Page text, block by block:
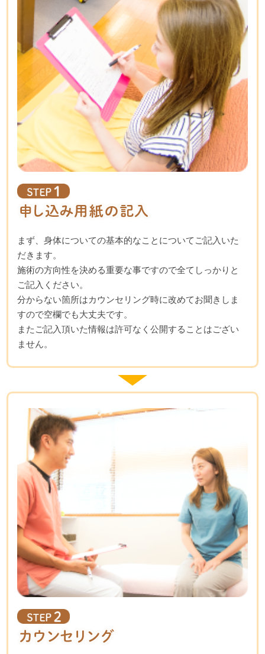
まず、身体についての基本的なことについてご記入いた
だきます。
施術の方向性を決める重要な事ですので全てしっかりと
ご記入ください。
分からない箇所はカウンセリング時に改めてお聞きしま
すので空欄でも大丈夫です。
またご記入頂いた情報は許可なく公開することはござい
ません。